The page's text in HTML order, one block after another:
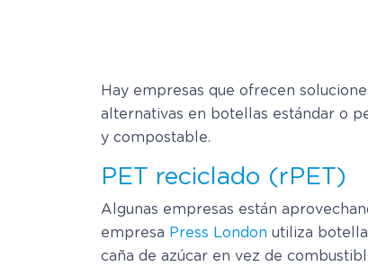
Hay empresas que ofrecen
alternativas en botellas estándar o
y compostable.
PET reciclado (rPET)
Algunas empresas están
empresa Press London utiliza
caña de azúcar en vez de